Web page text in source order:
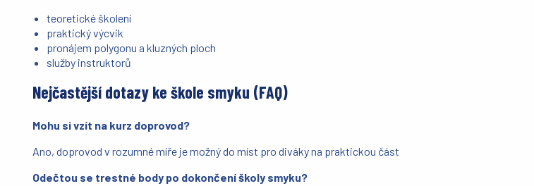
teoretické školení
praktický výcvik
pronájem polygonu a kluzných ploch
služby instruktorů
Nejčastější dotazy ke škole smyku (FAQ)
Mohu si vzít na kurz doprovod?
Ano, doprovod v rozumné míře je možný do míst pro diváky na praktickou část
Odečtou se trestné body po dokončení školy smyku?